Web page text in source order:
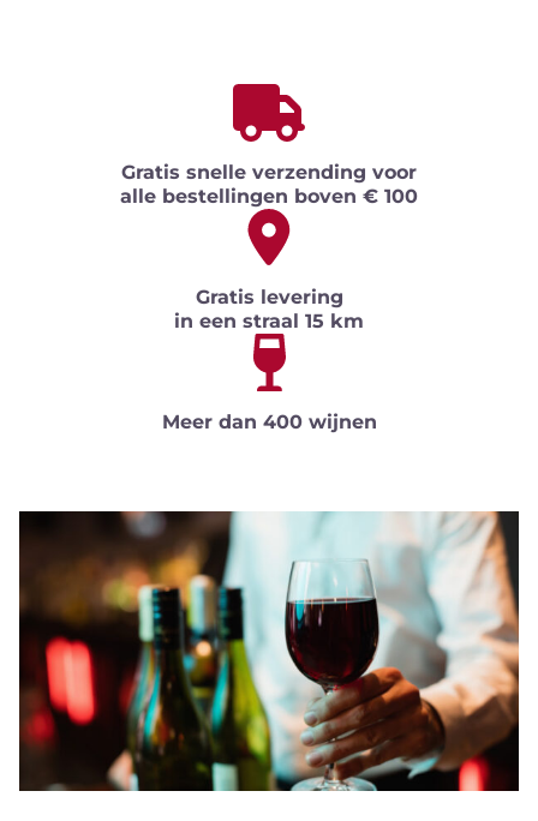
Gratis snelle verzending voor
alle bestellingen boven € 100
Gratis levering
in een straal 15 km
Meer dan 400 wijnen